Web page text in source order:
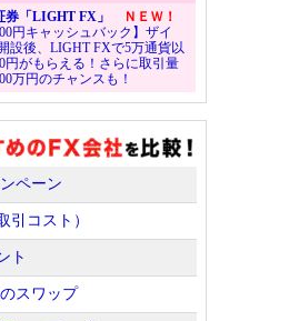
券「LIGHT FX」
ＮＥＷ！
円キャッシュバック】ザイ
設後、LIGHT FXで5万通貨以
円がもらえる！さらに取引量
万円のチャンスも！
ペーン
引コスト）
ト
スワップ